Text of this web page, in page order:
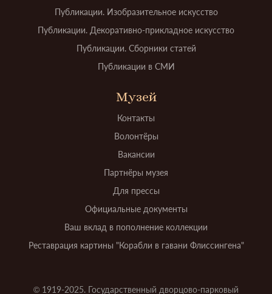
Публикации. Изобразительное искусство
Публикации. Декоративно-прикладное искусство
Публикации. Сборники статей
Публикации в СМИ
Музей
Контакты
Волонтёры
Вакансии
Партнёры музея
Для прессы
Официальные документы
Ваш вклад в пополнение коллекции
Реставрация картины "Корабли в гавани Флиссингена"
© 1919-2025. Государственный дворцово-парковый